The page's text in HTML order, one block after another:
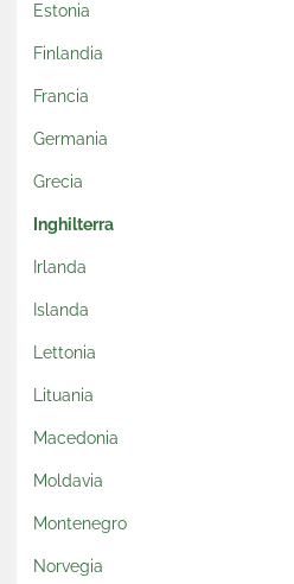
Estonia
Finlandia
Francia
Germania
Grecia
Inghilterra
Irlanda
Islanda
Lettonia
Lituania
Macedonia
Moldavia
Montenegro
Norvegia